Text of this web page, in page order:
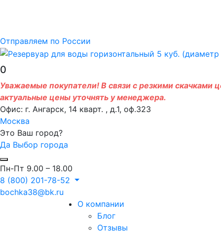
Отправляем по России
0
Уважаемые покупатели! В связи с резкими скачками
актуальные цены уточнять у менеджера.
Офис: г. Ангарск, 14 кварт. , д.1, оф.323
Москва
Это Ваш город?
Да Выбор города
Пн-Пт 9.00 – 18.00
8 (800) 201-78-52
bochka38@bk.ru
О компании
Блог
Отзывы